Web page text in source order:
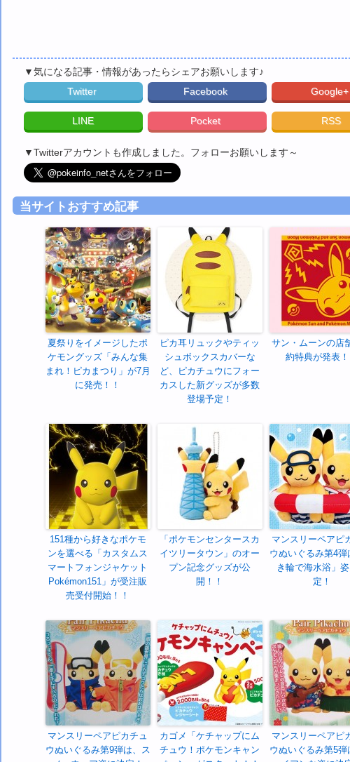
▼気になる記事・情報があったらシェアお願いします♪
Twitter
Facebook Google+
LINE Pocket RSS
▼Twitterアカウントも作成しました。フォローお願いします～
当サイトおすすめ記事
夏祭りをイメージしたポ
ケモングッズ「みんな集
まれ！ピカまつり」が7月
に発売！！
ピカ耳リュックやティッ
シュボックスカバーな
ど、ピカチュウにフォー
カスした新グッズが多数
登場予定！
サン・ムーンの店
約特典が発表！
151種から好きなポケモ
ンを選べる「カスタムス
マートフォンジャケット
Pokémon151」が受注販
売受付開始！！
「ポケモンセンタースカ
イツリータウン」のオー
プン記念グッズが公
開！！
マンスリーペアピ
ウぬいぐるみ第4弾
き輪で海水浴」
定！
マンスリーペアピカチュ
ウぬいぐるみ第9弾は、ス
カゴメ「ケチャップにム
チュウ！ポケモンキャン
マンスリーペアピ
ウぬいぐるみ第5弾